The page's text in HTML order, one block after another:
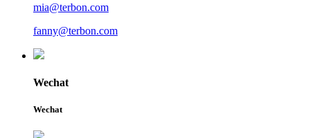
mia@terbon.com
fanny@terbon.com
Wechat
Wechat